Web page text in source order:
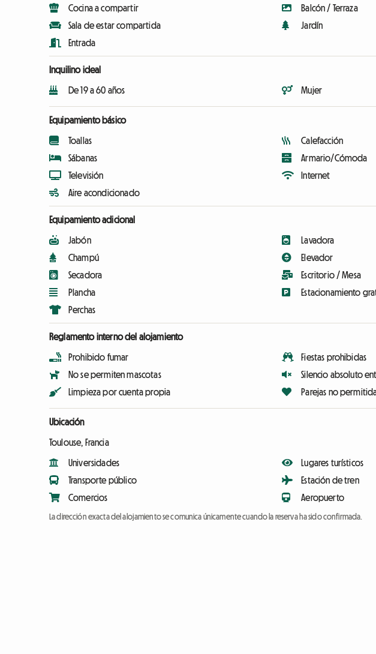
Cocina a compartir
Sala de estar compartida
Entrada
Balcón / Terraza
Jardín
Inquilino ideal
De 19 a 60 años Mujer
Equipamiento básico
Toallas
Sábanas
Televisión
Aire acondicionado
Calefacción
Armario/Cómoda
Internet
Equipamiento adicional
Jabón
Champú
Secadora
Plancha
Perchas
Lavadora
Elevador
Escritorio / Mesa
Estacionamiento
Reglamento interno del alojamiento
Prohibido fumar
No se permiten mascotas
Limpieza por cuenta propia
Fiestas prohibidas
Silencio absoluto
Parejas no
Ubicación
Toulouse, Francia
Universidades
Transporte público
Comercios
Lugares turísticos
Estación de tren
Aeropuerto
La dirección exacta del alojamiento se comunica únicamente cuando la reserva ha sido confirmada.